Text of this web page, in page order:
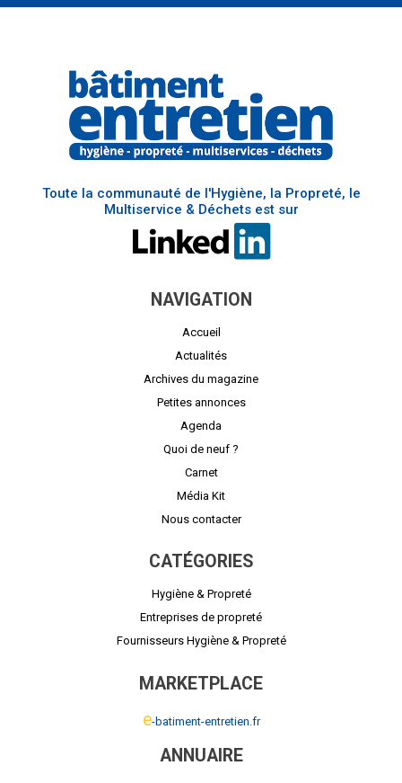
Toute la communauté de l'Hygiène, la Propreté, le
Multiservice & Déchets est sur
NAVIGATION
Accueil
Actualités
Archives du magazine
Petites annonces
Agenda
Quoi de neuf ?
Carnet
Média Kit
Nous contacter
CATÉGORIES
Hygiène & Propreté
Entreprises de propreté
Fournisseurs Hygiène & Propreté
MARKETPLACE
e-batiment-entretien.fr
ANNUAIRE